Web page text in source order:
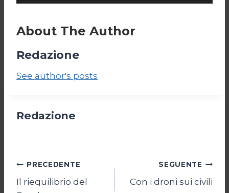
About The Author
Redazione
See author's posts
Redazione
Navigazione
articoli
PRECEDENTE
Il riequilibrio del
SEGUENTE
Con i droni sui civili